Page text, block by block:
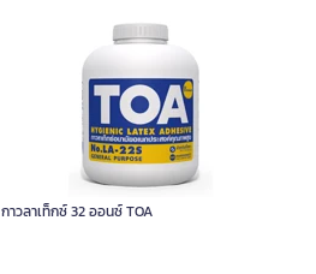
กาวลาเท็กซ์ 32 ออนซ์ TOA